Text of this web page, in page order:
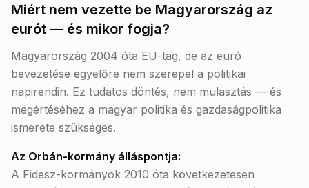
Miért nem vezette be Magyarország az
eurót — és mikor fogja?
Magyarország 2004 óta EU-tag, de az euró
bevezetése egyelőre nem szerepel a politikai
napirendin. Ez tudatos döntés, nem mulasztás — és
megértéséhez a magyar politika és gazdaságpolitika
ismerete szükséges.
Az Orbán-kormány álláspontja:
A Fidesz-kormányok 2010 óta következetesen